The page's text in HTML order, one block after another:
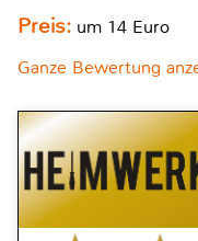
Preis: um 14 Euro
Ganze Bewertung